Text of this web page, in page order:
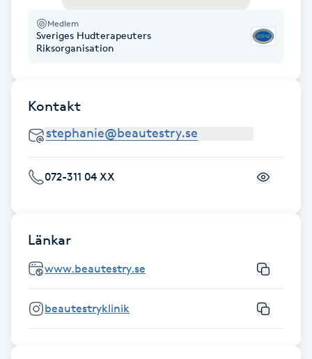
Fotvård
Fransborttagning
Fransfärgning
Fransförlängning
Fransförlängning Megavolym
Fransförlängning Volym
Fransk manikyr
Medlem
Sveriges Hudterapeuters
Riksorganisation
Kontakt
072-311 04 XX
Länkar
www.beautestry.se
beautestryklinik